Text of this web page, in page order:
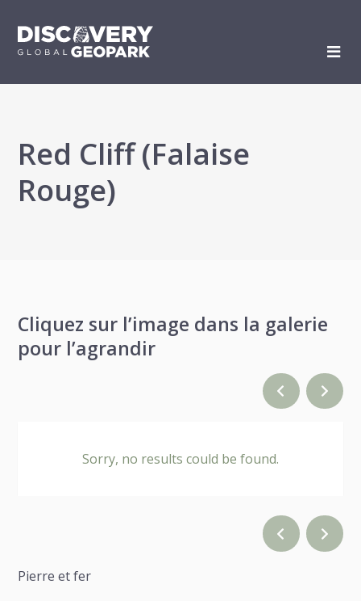
Red Cliff (Falaise
Rouge)
Cliquez sur l’image dans la galerie
pour l’agrandir
Sorry, no results could be found.
Pierre et fer